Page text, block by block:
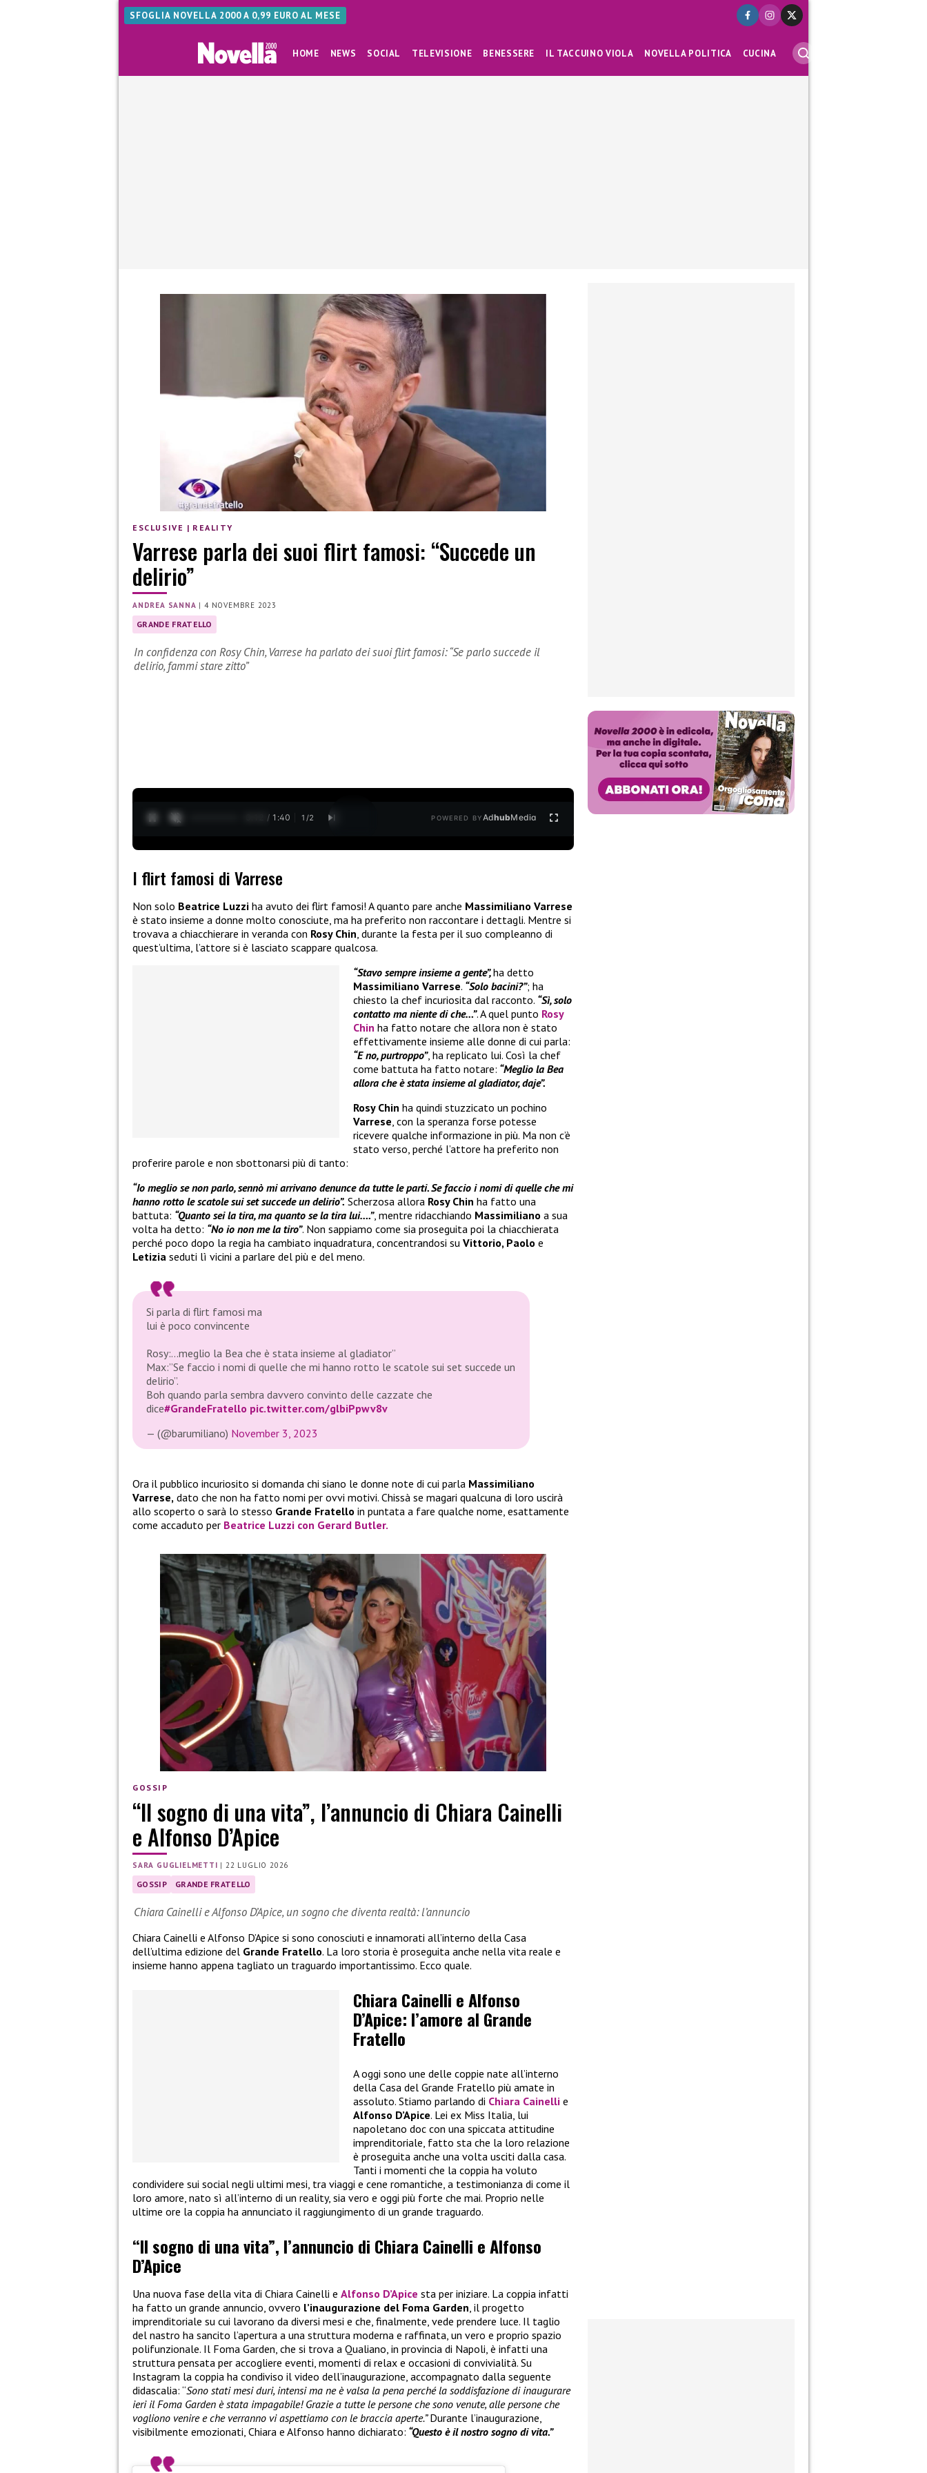
SFOGLIA NOVELLA 2000 A 0,99 EURO AL MESE
HOME NEWS SOCIAL TELEVISIONE BENESSERE IL TACCUINO VIOLA NOVELLA POLITICA CUCINA
ESCLUSIVE | REALITY
Varrese parla dei suoi flirt famosi: “Succede un
delirio”
ANDREA SANNA |4 NOVEMBRE 2023
GRANDE FRATELLO
In confidenza con Rosy Chin, Varrese ha parlato dei suoi flirt famosi: “Se parlo succede il
delirio, fammi stare zitto”
0:13 / 1:40 1 /2 POWERED BYAdhubMedia
I flirt famosi di Varrese
Non solo Beatrice Luzzi ha avuto dei flirt famosi! A quanto pare anche Massimiliano Varrese
è stato insieme a donne molto conosciute, ma ha preferito non raccontare i dettagli. Mentre si
trovava a chiacchierare in veranda con Rosy Chin, durante la festa per il suo compleanno di
quest’ultima, l’attore si è lasciato scappare qualcosa.
“Stavo sempre insieme a gente”,ha detto
Massimiliano Varrese. “Solo bacini?”; ha
chiesto la chef incuriosita dal racconto. “Sì, solo
contatto ma niente di che…”. A quel punto Rosy
Chin ha fatto notare che allora non è stato
effettivamente insieme alle donne di cui parla:
“E no, purtroppo”, ha replicato lui. Così la chef
come battuta ha fatto notare: “Meglio la Bea
allora che è stata insieme al gladiator, daje”.
Rosy Chin ha quindi stuzzicato un pochino
Varrese, con la speranza forse potesse
ricevere qualche informazione in più. Ma non c’è
stato verso, perché l’attore ha preferito non
proferire parole e non sbottonarsi più di tanto:
“Io meglio se non parlo, sennò mi arrivano denunce da tutte le parti. Se faccio i nomi di quelle che mi
hanno rotto le scatole sui set succede un delirio”. Scherzosa allora Rosy Chin ha fatto una
battuta: “Quanto sei la tira, ma quanto se la tira lui….”, mentre ridacchiando Massimiliano a sua
volta ha detto: “No io non me la tiro”. Non sappiamo come sia proseguita poi la chiacchierata
perché poco dopo la regia ha cambiato inquadratura, concentrandosi su Vittorio, Paolo e
Letizia seduti lì vicini a parlare del più e del meno.
Si parla di flirt famosi ma
lui è poco convincente
Rosy:…meglio la Bea che è stata insieme al gladiator”
Max:”Se faccio i nomi di quelle che mi hanno rotto le scatole sui set succede un
delirio”.
Boh quando parla sembra davvero convinto delle cazzate che
dice#GrandeFratello pic.twitter.com/glbiPpwv8v
— (@barumiliano) November 3, 2023
Ora il pubblico incuriosito si domanda chi siano le donne note di cui parla Massimiliano
Varrese, dato che non ha fatto nomi per ovvi motivi. Chissà se magari qualcuna di loro uscirà
allo scoperto o sarà lo stesso Grande Fratello in puntata a fare qualche nome, esattamente
come accaduto per Beatrice Luzzi con Gerard Butler.
GOSSIP
“Il sogno di una vita”, l’annuncio di Chiara Cainelli
e Alfonso D’Apice
SARA GUGLIELMETTI |22 LUGLIO 2026
GOSSIP GRANDE FRATELLO
Chiara Cainelli e Alfonso D’Apice, un sogno che diventa realtà: l’annuncio
Chiara Cainelli e Alfonso D’Apice si sono conosciuti e innamorati all’interno della Casa
dell’ultima edizione del Grande Fratello. La loro storia è proseguita anche nella vita reale e
insieme hanno appena tagliato un traguardo importantissimo. Ecco quale.
Chiara Cainelli e Alfonso
D’Apice: l’amore al Grande
Fratello
A oggi sono une delle coppie nate all’interno
della Casa del Grande Fratello più amate in
assoluto. Stiamo parlando di Chiara Cainelli e
Alfonso D’Apice. Lei ex Miss Italia, lui
napoletano doc con una spiccata attitudine
imprenditoriale, fatto sta che la loro relazione
è proseguita anche una volta usciti dalla casa.
Tanti i momenti che la coppia ha voluto
condividere sui social negli ultimi mesi, tra viaggi e cene romantiche, a testimonianza di come il
loro amore, nato sì all’interno di un reality, sia vero e oggi più forte che mai. Proprio nelle
ultime ore la coppia ha annunciato il raggiungimento di un grande traguardo.
“Il sogno di una vita”, l’annuncio di Chiara Cainelli e Alfonso
D’Apice
Una nuova fase della vita di Chiara Cainelli e Alfonso D’Apice sta per iniziare. La coppia infatti
ha fatto un grande annuncio, ovvero l’inaugurazione del Foma Garden, il progetto
imprenditoriale su cui lavorano da diversi mesi e che, finalmente, vede prendere luce. Il taglio
del nastro ha sancito l’apertura a una struttura moderna e raffinata, un vero e proprio spazio
polifunzionale. Il Foma Garden, che si trova a Qualiano, in provincia di Napoli, è infatti una
struttura pensata per accogliere eventi, momenti di relax e occasioni di convivialità. Su
Instagram la coppia ha condiviso il video dell’inaugurazione, accompagnato dalla seguente
didascalia: “Sono stati mesi duri, intensi ma ne è valsa la pena perché la soddisfazione di inaugurare
ieri il Foma Garden è stata impagabile! Grazie a tutte le persone che sono venute, alle persone che
vogliono venire e che verranno vi aspettiamo con le braccia aperte.”Durante l’inaugurazione,
visibilmente emozionati, Chiara e Alfonso hanno dichiarato: “Questo è il nostro sogno di vita.”